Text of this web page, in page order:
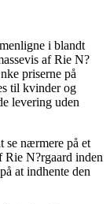
i blandt
af Rie N?
priserne på
til kvinder og
levering uden
se nærmere på et
Rie N?rgaard inden
at indhente den